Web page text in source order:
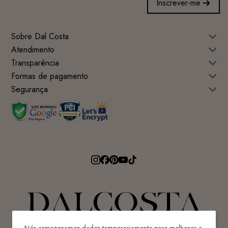
Inscrever-me
Sobre Dal Costa
Atendimento
Transparência
Formas de pagamento
Segurança